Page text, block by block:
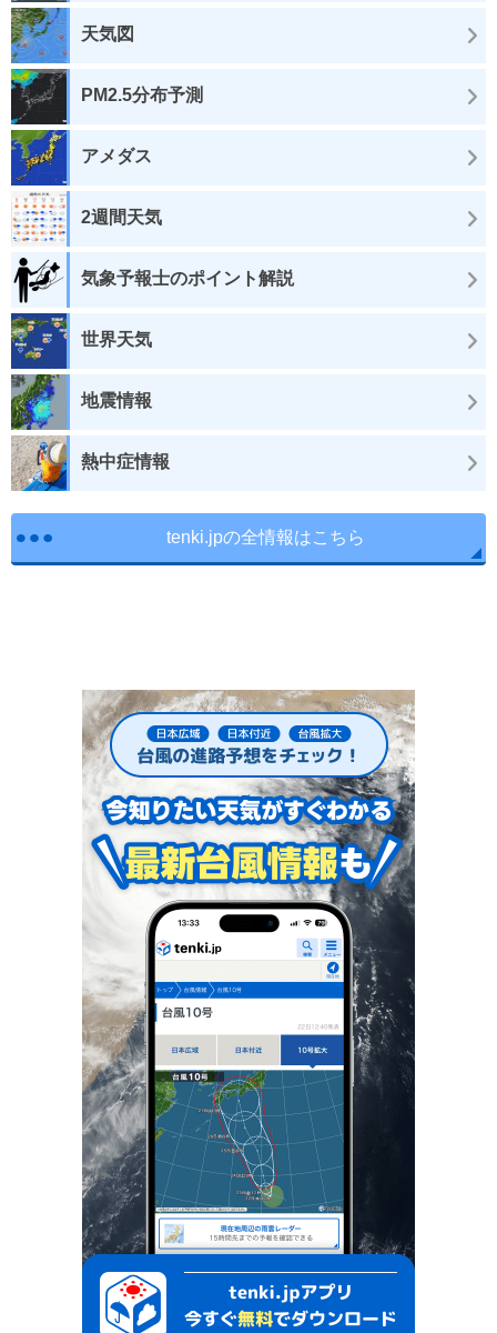
天気図
PM2.5分布予測
アメダス
2週間天気
気象予報士のポイント解説
世界天気
地震情報
熱中症情報
tenki.jpの全情報はこちら